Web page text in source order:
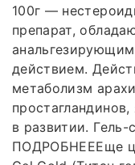
100г —
препарат,
действием.
метаболизм
в развитии. Гель-
ПОДРОБНЕЕЕще